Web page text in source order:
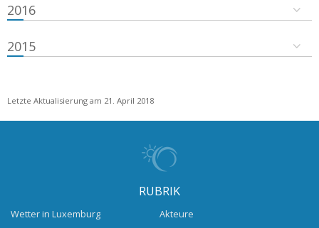
2016
2015
Letzte Aktualisierung am 21. April 2018
RUBRIK
Wetter in Luxemburg
Akteure